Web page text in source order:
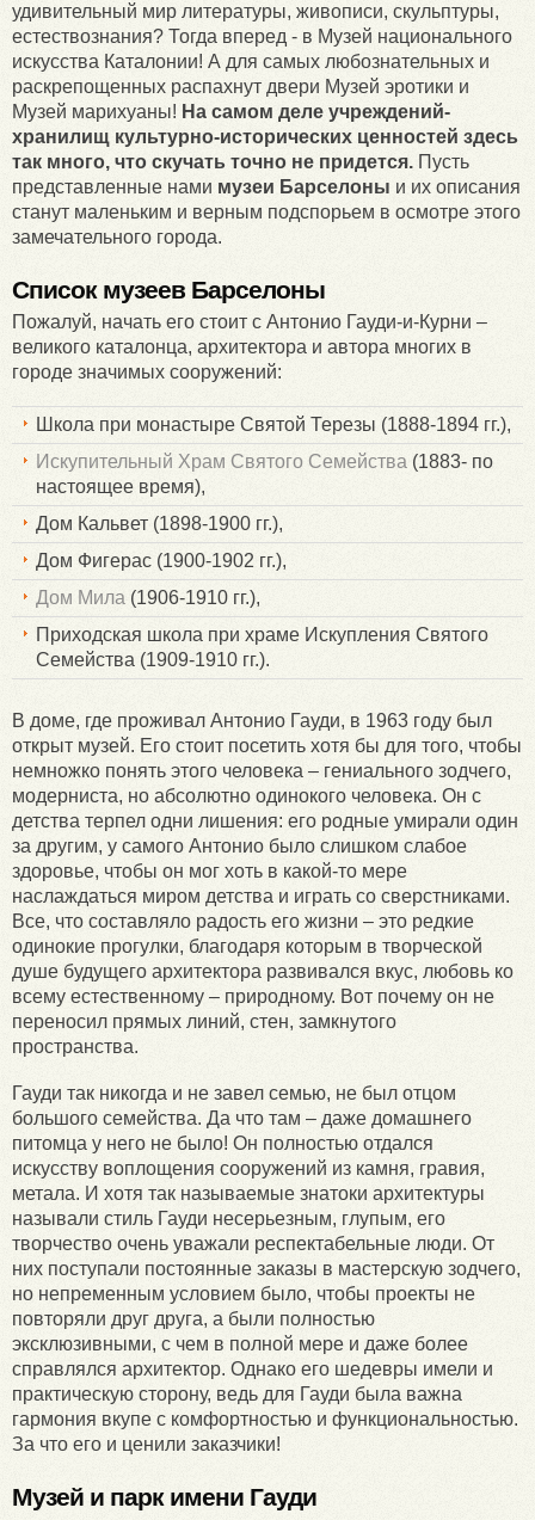
удивительный мир литературы, живописи, скульптуры,
естествознания? Тогда вперед - в Музей национального
искусства Каталонии! А для самых любознательных и
раскрепощенных распахнут двери Музей эротики и
Музей марихуаны! На самом деле учреждений-
хранилищ культурно-исторических ценностей здесь
так много, что скучать точно не придется. Пусть
представленные нами музеи Барселоны и их описания
станут маленьким и верным подспорьем в осмотре этого
замечательного города.
Список музеев Барселоны
Пожалуй, начать его стоит с Антонио Гауди-и-Курни –
великого каталонца, архитектора и автора многих в
городе значимых сооружений:
Школа при монастыре Святой Терезы (1888-1894 гг.),
Искупительный Храм Святого Семейства (1883- по
настоящее время),
Дом Кальвет (1898-1900 гг.),
Дом Фигерас (1900-1902 гг.),
Дом Мила (1906-1910 гг.),
Приходская школа при храме Искупления Святого
Семейства (1909-1910 гг.).
В доме, где проживал Антонио Гауди, в 1963 году был
открыт музей. Его стоит посетить хотя бы для того, чтобы
немножко понять этого человека – гениального зодчего,
модерниста, но абсолютно одинокого человека. Он с
детства терпел одни лишения: его родные умирали один
за другим, у самого Антонио было слишком слабое
здоровье, чтобы он мог хоть в какой-то мере
наслаждаться миром детства и играть со сверстниками.
Все, что составляло радость его жизни – это редкие
одинокие прогулки, благодаря которым в творческой
душе будущего архитектора развивался вкус, любовь ко
всему естественному – природному. Вот почему он не
переносил прямых линий, стен, замкнутого
пространства.
Гауди так никогда и не завел семью, не был отцом
большого семейства. Да что там – даже домашнего
питомца у него не было! Он полностью отдался
искусству воплощения сооружений из камня, гравия,
метала. И хотя так называемые знатоки архитектуры
называли стиль Гауди несерьезным, глупым, его
творчество очень уважали респектабельные люди. От
них поступали постоянные заказы в мастерскую зодчего,
но непременным условием было, чтобы проекты не
повторяли друг друга, а были полностью
эксклюзивными, с чем в полной мере и даже более
справлялся архитектор. Однако его шедевры имели и
практическую сторону, ведь для Гауди была важна
гармония вкупе с комфортностью и функциональностью.
За что его и ценили заказчики!
Музей и парк имени Гауди